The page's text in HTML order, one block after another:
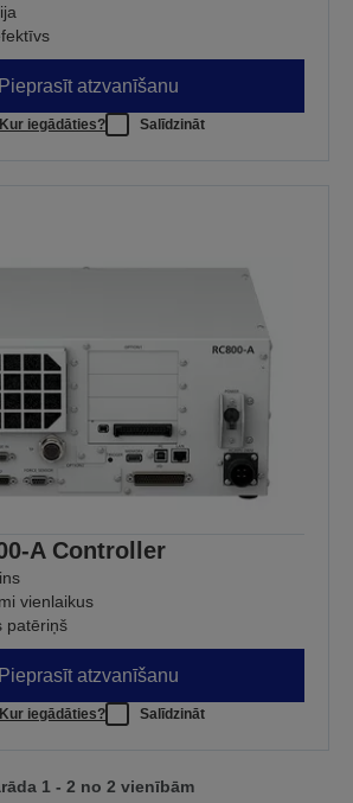
Pieprasīt atzvanīšanu
Kur iegādāties? Salīdzināt
A Controller
vienlaikus
patēriņš
Pieprasīt atzvanīšanu
Kur iegādāties? Salīdzināt
1 - 2 no 2 vienībām